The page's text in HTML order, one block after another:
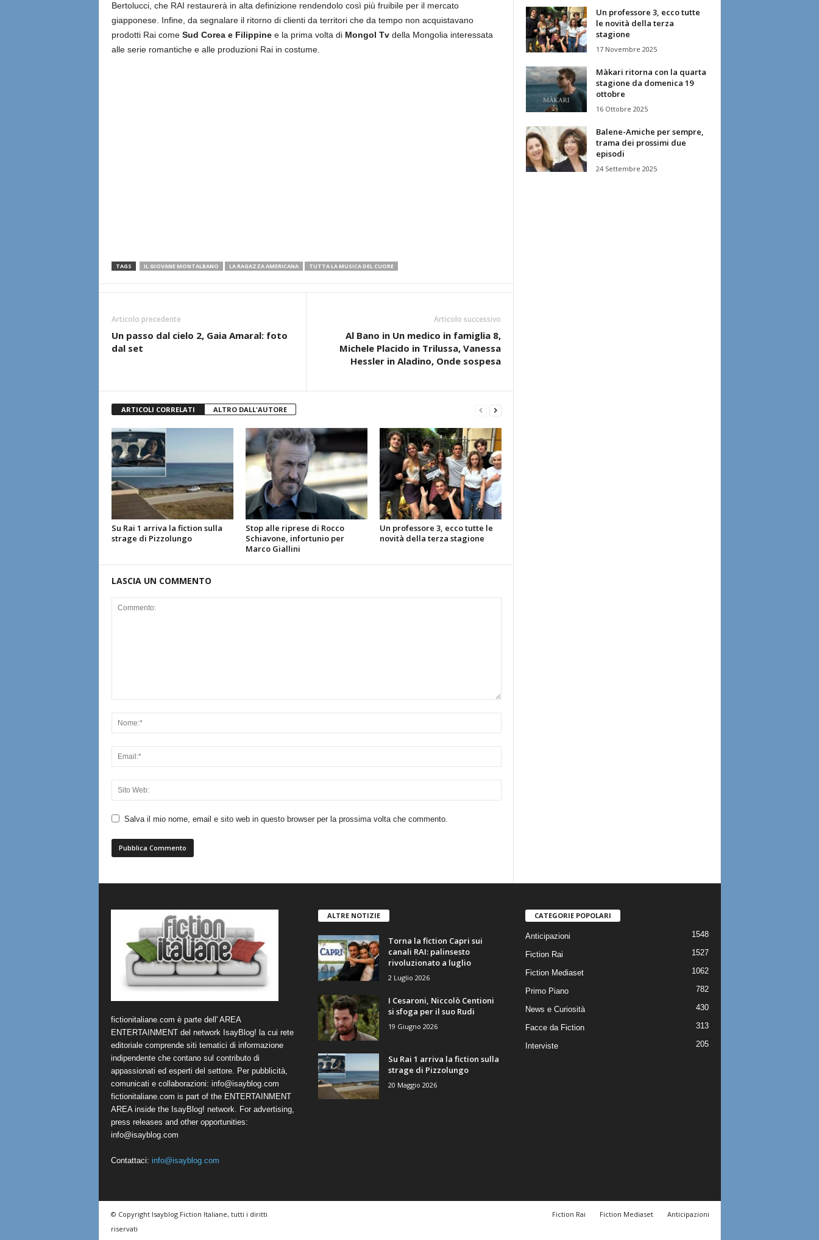
Bertolucci, che RAI restaurerà in alta definizione rendendolo così più fruibile per il mercato
giapponese. Infine, da segnalare il ritorno di clienti da territori che da tempo non acquistavano
prodotti Rai comeSud Corea e Filippinee la prima volta diMongol Tvdella Mongolia interessata
alle serie romantiche e alle produzioni Rai in costume.
TAGS IL GIOVANE MONTALBANO LA RAGAZZA AMERICANA TUTTA LA MUSICA DEL CUORE
Articolo precedente
Un passo dal cielo 2, Gaia Amaral: foto
dal set
Articolo successivo
Al Bano in Un medico in famiglia 8,
Michele Placido in Trilussa, Vanessa
Hessler in Aladino, Onde sospesa
ARTICOLI CORRELATI ALTRO DALL'AUTORE
Su Rai 1 arriva la fiction sulla
strage di Pizzolungo
Stop alle riprese di Rocco
Schiavone, infortunio per
Marco Giallini
Un professore 3, ecco tutte le
novità della terza stagione
LASCIA UN COMMENTO
Salva il mio nome, email e sito web in questo browser per la prossima volta che commento.
Un professore 3, ecco tutte
le novità della terza
stagione
17 Novembre 2025
Màkari ritorna con la quarta
stagione da domenica 19
ottobre
16 Ottobre 2025
Balene-Amiche per sempre,
trama dei prossimi due
episodi
24 Settembre 2025
fictionitaliane.com è parte dell' AREA
ENTERTAINMENT del network IsayBlog! la cui rete
editoriale comprende siti tematici di informazione
indipendente che contano sul contributo di
appassionati ed esperti del settore. Per pubblicità,
comunicati e collaborazioni: info@isayblog.com
fictionitaliane.com is part of the ENTERTAINMENT
AREA inside the IsayBlog! network. For advertising,
press releases and other opportunities:
info@isayblog.com
Contattaci: info@isayblog.com
ALTRE NOTIZIE
Torna la fiction Capri sui
canali RAI: palinsesto
rivoluzionato a luglio
2 Luglio 2026
I Cesaroni, Niccolò Centioni
si sfoga per il suo Rudi
19 Giugno 2026
Su Rai 1 arriva la fiction sulla
strage di Pizzolungo
20 Maggio 2026
CATEGORIE POPOLARI
Anticipazioni 1548
Fiction Rai 1527
Fiction Mediaset 1062
Primo Piano 782
News e Curiosità 430
Facce da Fiction 313
Interviste 205
Fiction Rai Fiction Mediaset Anticipazioni
© Copyright Isayblog Fiction Italiane, tutti i diritti
riservati